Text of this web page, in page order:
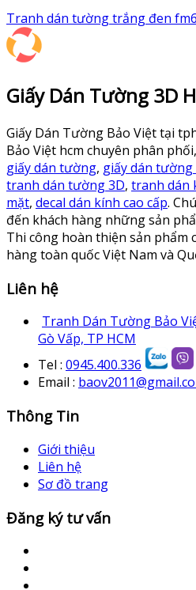
Tranh dán tường trắng đen
Giấy Dán Tường 3D
Giấy Dán Tường Bảo Việt tại
Bảo Việt hcm chuyên phân
giấy dán tường, giấy dán tường
tranh dán tường 3D, tranh dán
mặt, decal dán kính cao cấp.
đến khách hàng những sản
Thi công hoàn thiện sản phẩm
hàng toàn quốc Việt Nam và
Liên hệ
Tranh Dán Tường Bảo
Gò Vấp, TP HCM
Tel : 0945.400.336
Email :
Thông Tin
Giới thiệu
Liên hệ
Sơ đồ trang
Đăng ký tư vấn